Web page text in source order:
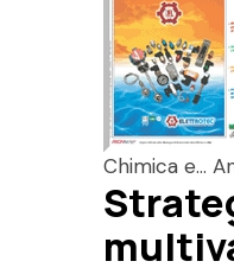
Chimica e...